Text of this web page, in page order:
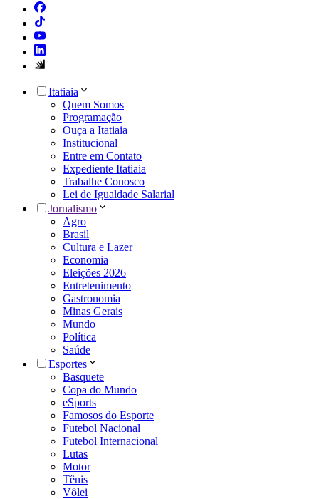
Itatiaia
Quem Somos
Programação
Ouça a Itatiaia
Institucional
Entre em Contato
Expediente Itatiaia
Trabalhe Conosco
Lei de Igualdade Salarial
Jornalismo
Agro
Brasil
Cultura e Lazer
Economia
Eleições 2026
Entretenimento
Gastronomia
Minas Gerais
Mundo
Política
Saúde
Esportes
Basquete
Copa do Mundo
eSports
Famosos do Esporte
Futebol Nacional
Futebol Internacional
Lutas
Motor
Tênis
Vôlei